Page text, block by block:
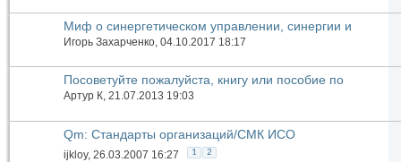
Миф о синергетическом управлении, синергии и
синергетике
Игорь Захарченко, 04.10.2017 18:17
Посоветуйте пожалуйста, книгу или пособие по
базовым понятиям
Артур К, 21.07.2013 19:03
Qm: Стандарты организаций/СМК ИСО
ijkloy, 26.03.2007 16:27 1 2